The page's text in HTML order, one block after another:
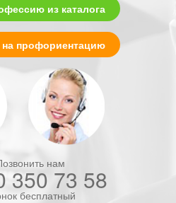
из каталога
на профориентацию
нам
350 73 58
бесплатный